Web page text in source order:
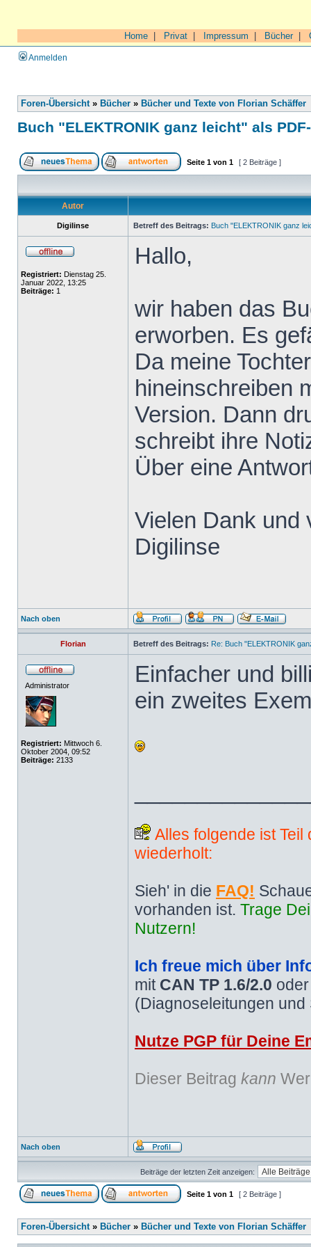
Home Privat Impressum Bücher|
Anmelden
Foren-Übersicht» Bücher » Bücher und Texte von Florian Schäffer
Buch "ELEKTRONIK ganz leicht" als
Seite 1 von 1 [ 2 Beiträge ]
Autor
Digilinse Betreff des Beitrags: Buch "ELEKTRONIK ganz
Registriert: Dienstag 25.
Januar 2022, 13:25
Beiträge: 1
Hallo,
wir haben das
erworben. Es
Da meine
hineinschreiben
Version. Dann
schreibt ihre
Über eine
Vielen Dank und
Digilinse
Nach oben
Florian Betreff des Beitrags: Re: Buch "ELEKTRONIK
Administrator
Registriert: Mittwoch 6.
Oktober 2004, 09:52
Beiträge: 2133
Einfacher und
ein zweites
Alles folgende ist
wiederholt:
Sieh' in die FAQ!
vorhanden ist. Trage
Nutzern!
Ich freue mich über
mit CAN TP 1.6/2.0
(Diagnoseleitungen
Nutze PGP für Deine
Dieser Beitrag kann
Nach oben
Beiträge der letzten Zeit anzeigen:
Seite 1 von 1 [ 2 Beiträge ]
Foren-Übersicht» Bücher » Bücher und Texte von Florian Schäffer